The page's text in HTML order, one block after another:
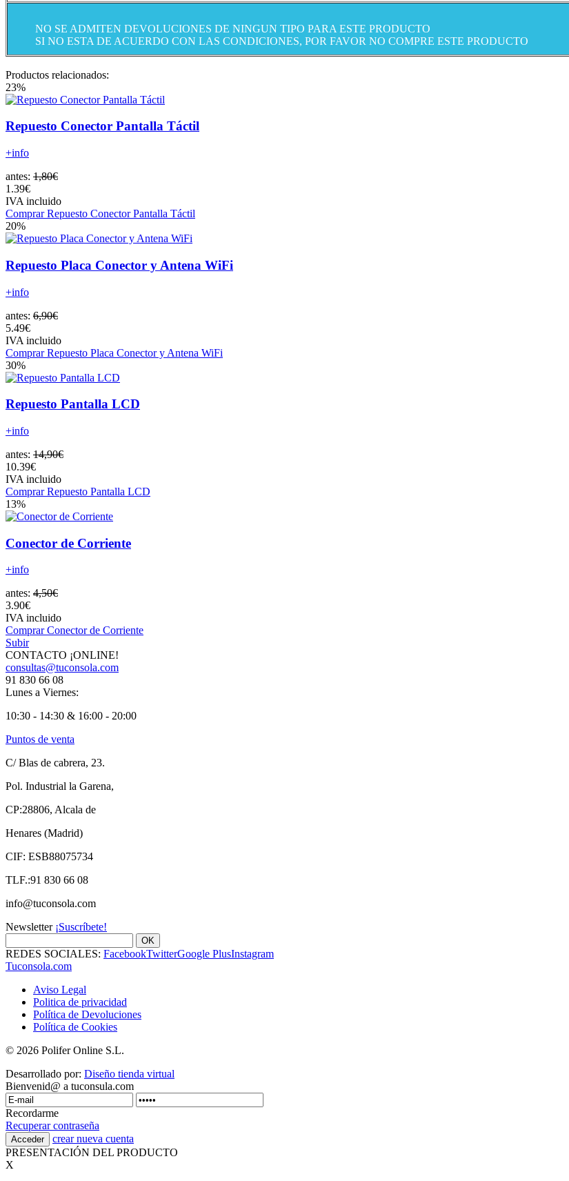
NO SE ADMITEN DEVOLUCIONES DE NINGUN TIPO PARA ESTE PRODUCTO
SI NO ESTA DE ACUERDO CON LAS CONDICIONES, POR FAVOR NO COMPRE ESTE PRODUCTO
Productos relacionados:
23%
Repuesto Conector Pantalla Táctil
+info
antes: 1,80€
1.39€
IVA incluido
Comprar Repuesto Conector Pantalla Táctil
20%
Repuesto Placa Conector y Antena WiFi
+info
antes: 6,90€
5.49€
IVA incluido
Comprar Repuesto Placa Conector y Antena WiFi
30%
Repuesto Pantalla LCD
+info
antes: 14,90€
10.39€
IVA incluido
Comprar Repuesto Pantalla LCD
13%
Conector de Corriente
+info
antes: 4,50€
3.90€
IVA incluido
Comprar Conector de Corriente
Subir
CONTACTO ¡ONLINE!
consultas@tuconsola.com
91 830 66 08
Lunes a Viernes:
10:30 - 14:30 & 16:00 - 20:00
Puntos de venta
C/ Blas de cabrera, 23.
Pol. Industrial la Garena,
CP:28806, Alcala de
Henares (Madrid)
CIF: ESB88075734
TLF.:91 830 66 08
info@tuconsola.com
Newsletter ¡Suscríbete!
OK
REDES SOCIALES: FacebookTwitterGoogle PlusInstagram
Tuconsola.com
Aviso Legal
Politica de privacidad
Política de Devoluciones
Política de Cookies
© 2026 Polifer Online S.L.
Desarrollado por: Diseño tienda virtual
Bienvenid@ a tuconsula.com
Recordarme
Recuperar contraseña
crear nueva cuenta
PRESENTACIÓN DEL PRODUCTO
X